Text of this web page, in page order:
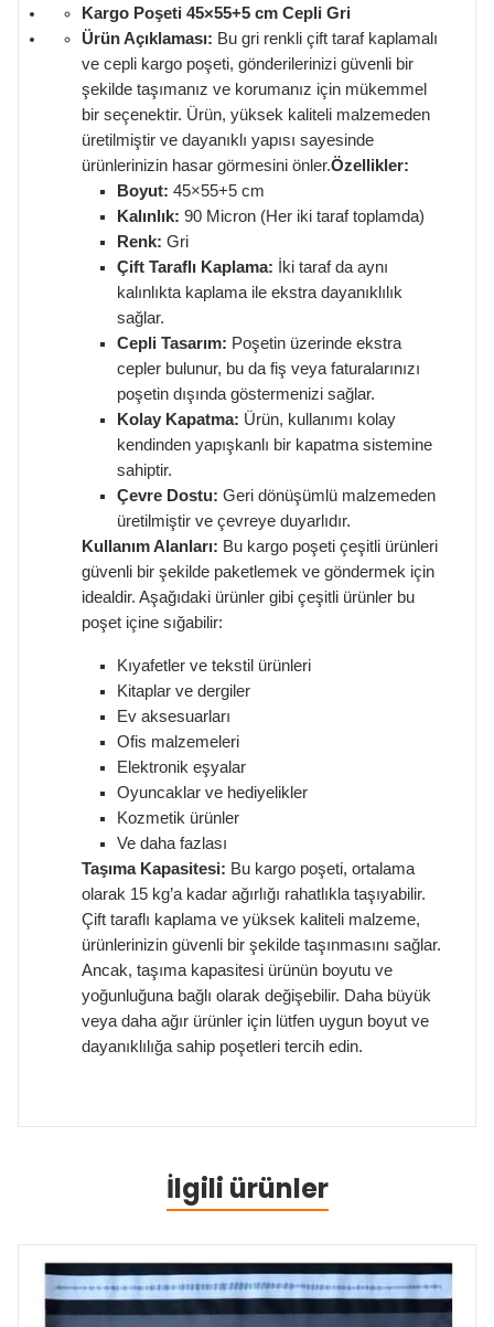
Kargo Poşeti 45×55+5 cm Cepli Gri
Ürün Açıklaması: Bu gri renkli çift taraf kaplamalı
ve cepli kargo poşeti, gönderilerinizi güvenli bir
şekilde taşımanız ve korumanız için mükemmel
bir seçenektir. Ürün, yüksek kaliteli malzemeden
üretilmiştir ve dayanıklı yapısı sayesinde
ürünlerinizin hasar görmesini önler.Özellikler:
Boyut: 45×55+5 cm
Kalınlık: 90 Micron (Her iki taraf toplamda)
Renk: Gri
Çift Taraflı Kaplama: İki taraf da aynı
kalınlıkta kaplama ile ekstra dayanıklılık
sağlar.
Cepli Tasarım: Poşetin üzerinde ekstra
cepler bulunur, bu da fiş veya faturalarınızı
poşetin dışında göstermenizi sağlar.
Kolay Kapatma: Ürün, kullanımı kolay
kendinden yapışkanlı bir kapatma sistemine
sahiptir.
Çevre Dostu: Geri dönüşümlü malzemeden
üretilmiştir ve çevreye duyarlıdır.
Kullanım Alanları: Bu kargo poşeti çeşitli ürünleri
güvenli bir şekilde paketlemek ve göndermek için
idealdir. Aşağıdaki ürünler gibi çeşitli ürünler bu
poşet içine sığabilir:
Kıyafetler ve tekstil ürünleri
Kitaplar ve dergiler
Ev aksesuarları
Ofis malzemeleri
Elektronik eşyalar
Oyuncaklar ve hediyelikler
Kozmetik ürünler
Ve daha fazlası
Taşıma Kapasitesi: Bu kargo poşeti, ortalama
olarak 15 kg’a kadar ağırlığı rahatlıkla taşıyabilir.
Çift taraflı kaplama ve yüksek kaliteli malzeme,
ürünlerinizin güvenli bir şekilde taşınmasını sağlar.
Ancak, taşıma kapasitesi ürünün boyutu ve
yoğunluğuna bağlı olarak değişebilir. Daha büyük
veya daha ağır ürünler için lütfen uygun boyut ve
dayanıklılığa sahip poşetleri tercih edin.
İlgili ürünler